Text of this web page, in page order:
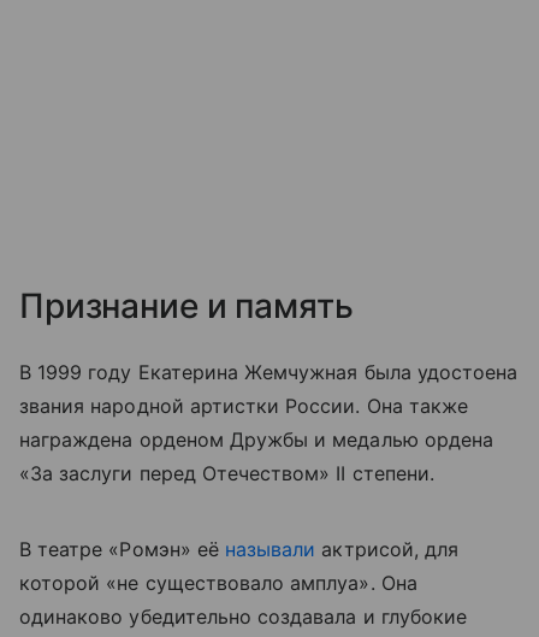
Признание и память
В 1999 году Екатерина Жемчужная была удостоена
звания народной артистки России. Она также
награждена орденом Дружбы и медалью ордена
«За заслуги перед Отечеством» II степени.
В театре «Ромэн» её называли актрисой, для
которой «не существовало амплуа». Она
одинаково убедительно создавала и глубокие